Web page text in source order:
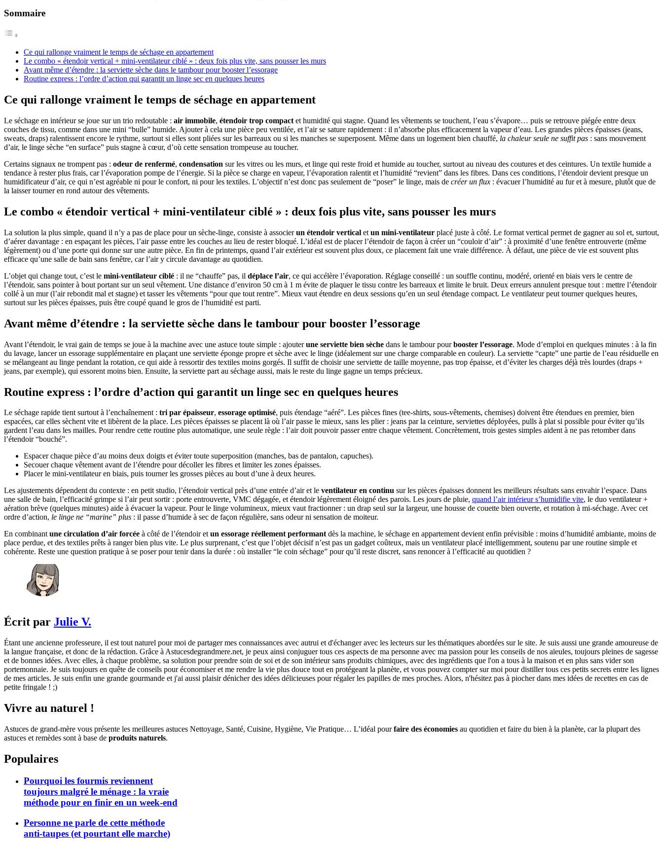
Sommaire
Ce qui rallonge vraiment le temps de séchage en appartement
Le combo « étendoir vertical + mini-ventilateur ciblé » : deux fois plus vite, sans pousser les murs
Avant même d’étendre : la serviette sèche dans le tambour pour booster l’essorage
Routine express : l’ordre d’action qui garantit un linge sec en quelques heures
Ce qui rallonge vraiment le temps de séchage en appartement
Le séchage en intérieur se joue sur un trio redoutable : air immobile, étendoir trop compact et humidité qui stagne. Quand les vêtements se touchent, l’eau s’évapore… puis se retrouve piégée entre deux
couches de tissu, comme dans une mini “bulle” humide. Ajouter à cela une pièce peu ventilée, et l’air se sature rapidement : il n’absorbe plus efficacement la vapeur d’eau. Les grandes pièces épaisses (jeans,
sweats, draps) ralentissent encore le rythme, surtout si elles sont pliées sur les barreaux ou si les manches se superposent. Même dans un logement bien chauffé, la chaleur seule ne suffit pas : sans mouvement
d’air, le linge sèche “en surface” puis stagne à cœur, d’où cette sensation trompeuse au toucher.
Certains signaux ne trompent pas : odeur de renfermé, condensation sur les vitres ou les murs, et linge qui reste froid et humide au toucher, surtout au niveau des coutures et des ceintures. Un textile humide a
tendance à rester plus frais, car l’évaporation pompe de l’énergie. Si la pièce se charge en vapeur, l’évaporation ralentit et l’humidité “revient” dans les fibres. Dans ces conditions, l’étendoir devient presque un
humidificateur d’air, ce qui n’est agréable ni pour le confort, ni pour les textiles. L’objectif n’est donc pas seulement de “poser” le linge, mais de créer un flux : évacuer l’humidité au fur et à mesure, plutôt que de
la laisser tourner en rond autour des vêtements.
Le combo « étendoir vertical + mini-ventilateur ciblé » : deux fois plus vite, sans pousser les murs
La solution la plus simple, quand il n’y a pas de place pour un sèche-linge, consiste à associerun étendoir vertical et un mini-ventilateur placé juste à côté. Le format vertical permet de gagner au sol et, surtout,
d’aérer davantage : en espaçant les pièces, l’air passe entre les couches au lieu de rester bloqué. L’idéal est de placer l’étendoir de façon à créer un “couloir d’air” : à proximité d’une fenêtre entrouverte (même
légèrement) ou d’une porte qui donne sur une autre pièce. En fin de printemps, quand l’air extérieur est souvent plus doux, ce placement fait une vraie différence. À défaut, une pièce de vie est souvent plus
efficace qu’une salle de bain sans fenêtre, car l’air y circule davantage au quotidien.
L’objet qui change tout, c’est le mini-ventilateur ciblé : il ne “chauffe” pas, il déplace l’air, ce qui accélère l’évaporation. Réglage conseillé : un souffle continu, modéré, orienté en biais vers le centre de
l’étendoir, sans pointer à bout portant sur un seul vêtement. Une distance d’environ 50 cm à 1 m évite de plaquer le tissu contre les barreaux et limite le bruit. Deux erreurs annulent presque tout : mettre l’étendoir
collé à un mur (l’air rebondit mal et stagne) et tasser les vêtements “pour que tout rentre”. Mieux vaut étendre en deux sessions qu’en un seul étendage compact. Le ventilateur peut tourner quelques heures,
surtout sur les pièces épaisses, puis être coupé quand le gros de l’humidité est parti.
Avant même d’étendre : la serviette sèche dans le tambour pour booster l’essorage
Avant l’étendoir, le vrai gain de temps se joue à la machine avec une astuce toute simple : ajouterune serviette bien sèche dans le tambour pourbooster l’essorage. Mode d’emploi en quelques minutes : à la fin
du lavage, lancer un essorage supplémentaire en plaçant une serviette éponge propre et sèche avec le linge (idéalement sur une charge comparable en couleur). La serviette “capte” une partie de l’eau résiduelle en
se mélangeant au linge pendant la rotation, ce qui aide à ressortir des textiles moins gorgés. Il suffit de choisir une serviette de taille moyenne, pas trop épaisse, et d’éviter les charges déjà très lourdes (draps +
jeans, par exemple), qui essorent moins bien. Ensuite, la serviette part au séchage aussi, mais le reste du linge gagne un temps précieux.
Routine express : l’ordre d’action qui garantit un linge sec en quelques heures
Le séchage rapide tient surtout à l’enchaînement : tri par épaisseur, essorage optimisé, puis étendage “aéré”. Les pièces fines (tee-shirts, sous-vêtements, chemises) doivent être étendues en premier, bien
espacées, car elles sèchent vite et libèrent de la place. Les pièces épaisses se placent là où l’air passe le mieux, sans les plier : jeans par la ceinture, serviettes déployées, pulls à plat si possible pour éviter qu’ils
gardent l’eau dans les mailles. Pour rendre cette routine plus automatique, une seule règle : l’air doit pouvoir passer entre chaque vêtement. Concrètement, trois gestes simples aident à ne pas retomber dans
l’étendoir “bouché”.
Espacer chaque pièce d’au moins deux doigts et éviter toute superposition (manches, bas de pantalon, capuches).
Secouer chaque vêtement avant de l’étendre pour décoller les fibres et limiter les zones épaisses.
Placer le mini-ventilateur en biais, puis tourner les grosses pièces au bout d’une à deux heures.
Les ajustements dépendent du contexte : en petit studio, l’étendoir vertical près d’une entrée d’air et le ventilateur en continu sur les pièces épaisses donnent les meilleurs résultats sans envahir l’espace. Dans
une salle de bain, l’efficacité grimpe si l’air peut sortir : porte entrouverte, VMC dégagée, et étendoir légèrement éloigné des parois. Les jours de pluie, quand l’air intérieur s’humidifie vite, le duo ventilateur +
aération brève (quelques minutes) aide à évacuer la vapeur. Pour le linge volumineux, mieux vaut fractionner : un drap seul sur la largeur, une housse de couette bien ouverte, et rotation à mi-séchage. Avec cet
ordre d’action, le linge ne “marine” plus : il passe d’humide à sec de façon régulière, sans odeur ni sensation de moiteur.
En combinantune circulation d’air forcée à côté de l’étendoir etun essorage réellement performantdès la machine, le séchage en appartement devient enfin prévisible : moins d’humidité ambiante, moins de
place perdue, et des textiles prêts à ranger bien plus vite. Le plus surprenant, c’est que l’objet décisif n’est pas un gadget coûteux, mais un ventilateur placé intelligemment, soutenu par une routine simple et
cohérente. Reste une question pratique à se poser pour tenir dans la durée : où installer “le coin séchage” pour qu’il reste discret, sans renoncer à l’efficacité au quotidien ?
Écrit par Julie V.
Étant une ancienne professeure, il est tout naturel pour moi de partager mes connaissances avec autrui et d'échanger avec les lecteurs sur les thématiques abordées sur le site. Je suis aussi une grande amoureuse de
la langue française, et donc de la rédaction. Grâce à Astucesdegrandmere.net, je peux ainsi conjuguer tous ces aspects de ma personne avec ma passion pour les conseils de nos aïeules, toujours pleines de sagesse
et de bonnes idées. Avec elles, à chaque problème, sa solution pour prendre soin de soi et de son intérieur sans produits chimiques, avec des ingrédients que l'on a tous à la maison et en plus sans vider son
portemonnaie. Je suis toujours en quête de conseils pour économiser et me rendre la vie plus douce tout en protégeant la planète, et vous pouvez compter sur moi pour distiller tous ces petits secrets entre les lignes
de mes articles. Je suis enfin une grande gourmande et j'ai aussi plaisir dénicher des idées délicieuses pour régaler les papilles de mes proches. Alors, n'hésitez pas à piocher dans mes idées de recettes en cas de
petite fringale ! ;)
Vivre au naturel !
Astuces de grand-mère vous présente les meilleures astuces Nettoyage, Santé, Cuisine, Hygiène, Vie Pratique… L’idéal pourfaire des économies au quotidien et faire du bien à la planète, car la plupart des
astuces et remèdes sont à base de produits naturels.
Populaires
Pourquoi les fourmis reviennent
toujours malgré le ménage : la vraie
méthode pour en finir en un week-end
Personne ne parle de cette méthode
anti-taupes (et pourtant elle marche)